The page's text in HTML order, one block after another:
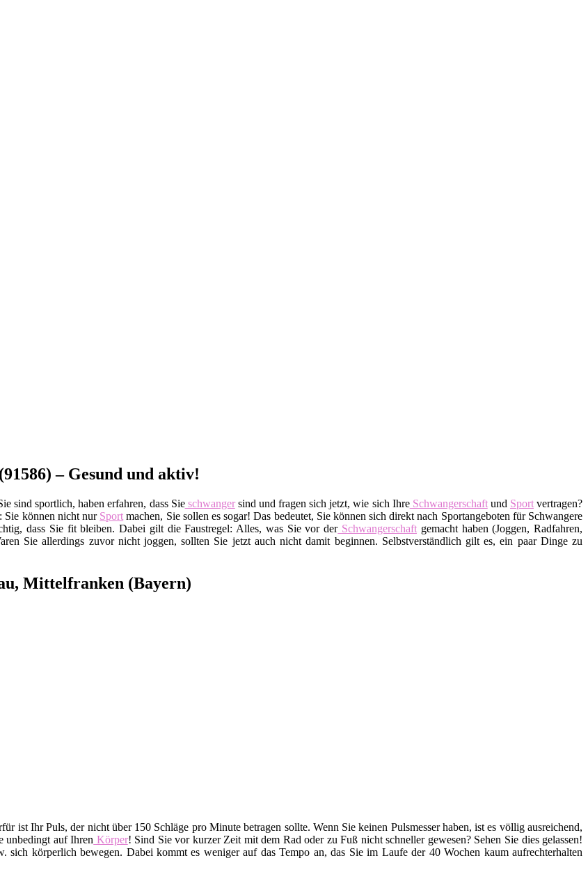
– Gesund und aktiv!
sind sportlich, haben erfahren, dass Sieschwangersind und fragen sich jetzt, wie sich IhreSchwangerschaftund Sportvertragen?
Sie können nicht nur Sport machen, Sie sollen es sogar! Das bedeutet, Sie können sich direkt nach Sportangeboten für Schwangere
dass Sie fit bleiben. Dabei gilt die Faustregel: Alles, was Sie vor derSchwangerschaftgemacht haben (Joggen, Radfahren,
Sie allerdings zuvor nicht joggen, sollten Sie jetzt auch nicht damit beginnen. Selbstverständlich gilt es, ein paar Dinge zu
Mittelfranken (Bayern)
ist Ihr Puls, der nicht über 150 Schläge pro Minute betragen sollte. Wenn Sie keinen Pulsmesser haben, ist es völlig ausreichend,
unbedingt auf Ihren Körper! Sind Sie vor kurzer Zeit mit dem Rad oder zu Fuß nicht schneller gewesen? Sehen Sie dies gelassen!
sich körperlich bewegen. Dabei kommt es weniger auf das Tempo an, das Sie im Laufe der 40 Wochen kaum aufrechterhalten